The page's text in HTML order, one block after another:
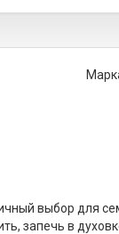
выбор для
запечь в